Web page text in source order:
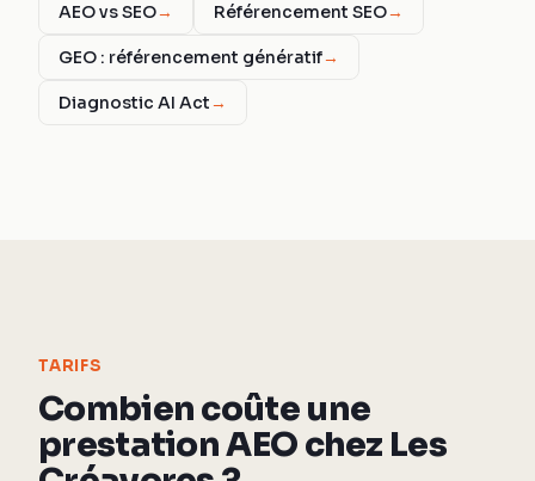
AEO vs SEO→ Référencement SEO→
GEO : référencement génératif→
Diagnostic AI Act→
TARIFS
Combien coûte une
prestation AEO chez Les